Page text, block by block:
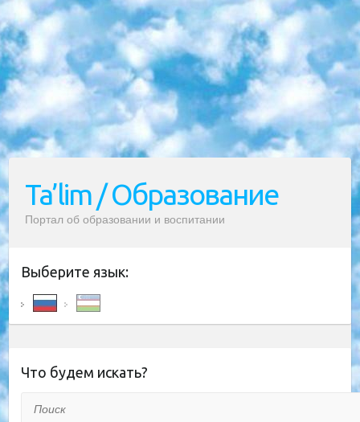
Ta’lim / Образование
Портал об образовании и воспитании
Выберите язык:
Что будем искать?